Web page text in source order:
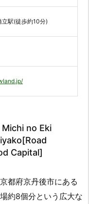
駅(徒歩約10分)
Michi no Eki
Capital]
都府京丹後市にある
約8個分という広大な